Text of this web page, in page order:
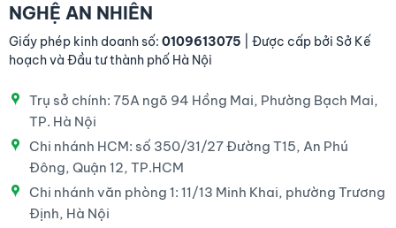
NGHỆ AN NHIÊN
Giấy phép kinh doanh số: 0109613075 | Được cấp bởi Sở Kế
hoạch và Đầu tư thành phố Hà Nội
Trụ sở chính: 75A ngõ 94 Hồng Mai, Phường Bạch Mai,
TP. Hà Nội
Chi nhánh HCM: số 350/31/27 Đường T15, An Phú
Đông, Quận 12, TP.HCM
Chi nhánh văn phòng 1: 11/13 Minh Khai, phường Trương
Định, Hà Nội